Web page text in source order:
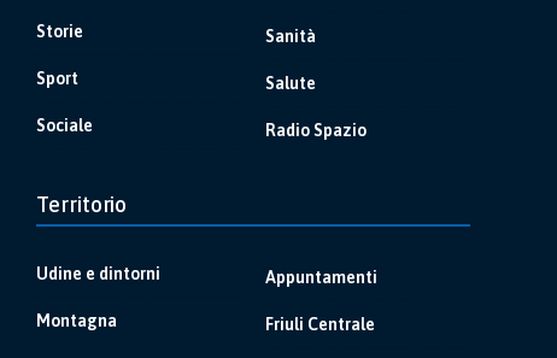
Storie
Sport
Sociale
Sanità
Salute
Radio Spazio
Territorio
Udine e dintorni
Montagna
Appuntamenti
Friuli Centrale